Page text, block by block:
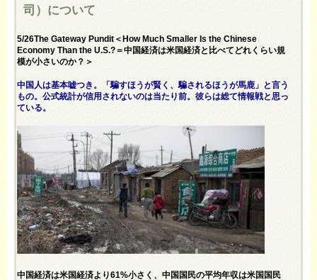
司）について
5/26The Gateway Pundit＜How Much Smaller Is the Chinese
Economy Than the U.S.?＝中国経済は米国経済と比べてどれくらい規
模が小さいのか？＞
中国人は基本嘘つき。「騙すほうが賢く、騙されるほうが馬鹿」と言う
もの。公式統計が信用されないのは当たり前。彼らは総て情報戦と思っ
ている。
中国経済は米国経済より61%小さく、中国国民の平均年収は米国国民